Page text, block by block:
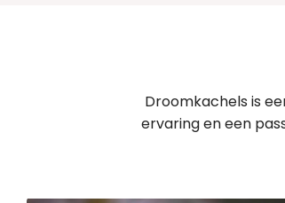
Droomkachels is
ervaring en een